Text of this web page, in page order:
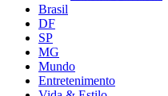
Brasil
DF
SP
MG
Mundo
Entretenimento